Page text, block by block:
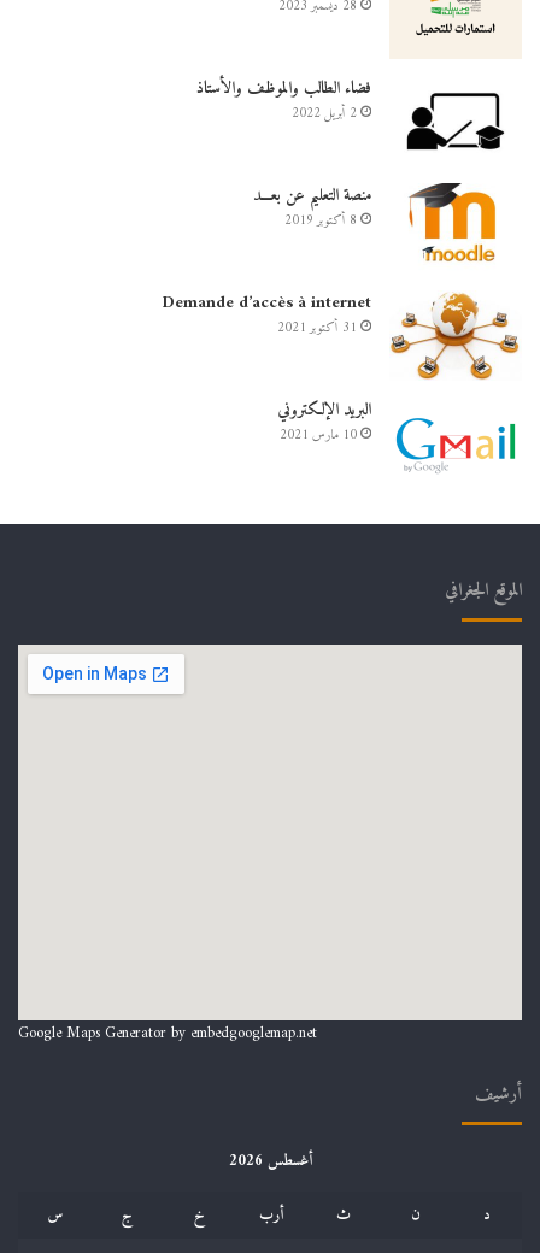
28 ديسمبر 2023
فضاء الطالب والموظف والأستاذ
2 أبريل 2022
منصة التعليم عن بعـــد
8 أكتوبر 2019
Demande d’accès à internet
31 أكتوبر 2021
البريد الإلكتروني
10 مارس 2021
الموقع الجغرافي
Google Maps Generator by embedgooglemap.net
أرشيف
أغسطس 2026
د
ن ث أرب خ ج
س